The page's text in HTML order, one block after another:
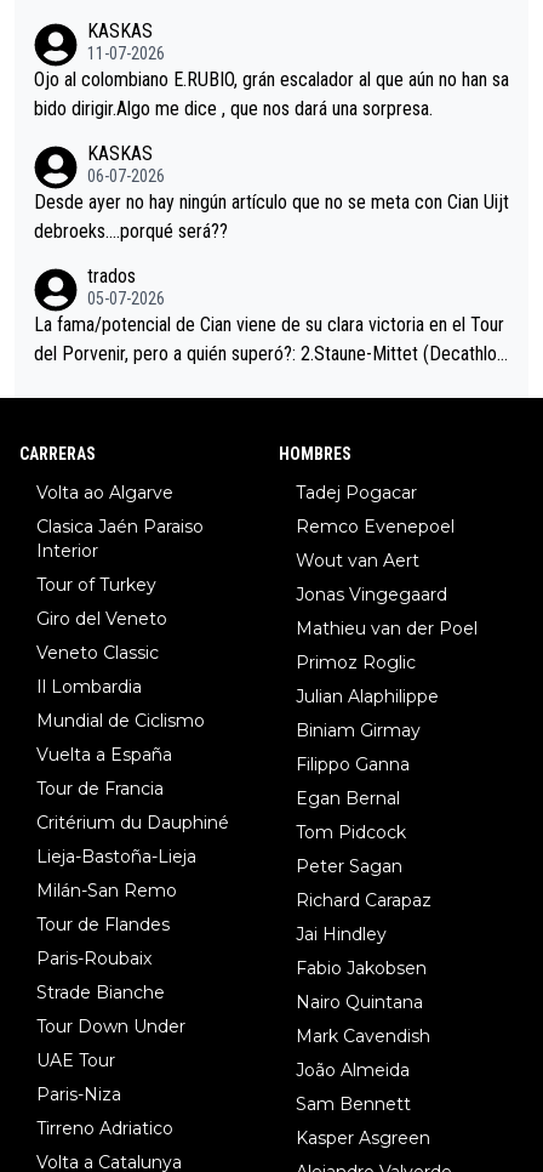
i sin pedalear, luego está el saludo con Evenepoel dándose la
mano de una manera muy fraternal, más allá de los típicos toqu
es en el hombro con que saludaba a Vingegard. Ahí hubo una in
eta, a ver si por querer poner a Del Toro con calzador en posi
ción de podio UAE y Pojacar se van complicar el tour.
KASKAS
11-07-2026
Ojo al colombiano E.RUBIO, grán escalador al que aún no han sa
bido dirigir.Algo me dice , que nos dará una sorpresa.
KASKAS
06-07-2026
Desde ayer no hay ningún artículo que no se meta con Cian Uijt
debroeks….porqué será??
trados
05-07-2026
La fama/potencial de Cian viene de su clara victoria en el Tour
del Porvenir, pero a quién superó?: 2.Staune-Mittet (Decathlon,
8.Lenny Martinez (Bahrein), 9. Van Belle (Visma), 10. Vacek (Li
CARRERAS
Volta ao Algarve
Clasica Jaén Paraiso
Interior
Tour of Turkey
Giro del Veneto
Veneto Classic
Il Lombardia
Mundial de Ciclismo
Vuelta a España
Tour de Francia
Critérium du Dauphiné
Lieja-Bastoña-Lieja
Milán-San Remo
Tour de Flandes
Paris-Roubaix
Strade Bianche
Tour Down Under
UAE Tour
Paris-Niza
Tirreno Adriatico
Volta a Catalunya
HOMBRES
Tadej Pogacar
Remco Evenepoel
Wout van Aert
Jonas Vingegaard
Mathieu van der Poel
Primoz Roglic
Julian Alaphilippe
Biniam Girmay
Filippo Ganna
Egan Bernal
Tom Pidcock
Peter Sagan
Richard Carapaz
Jai Hindley
Fabio Jakobsen
Nairo Quintana
Mark Cavendish
João Almeida
Sam Bennett
Kasper Asgreen